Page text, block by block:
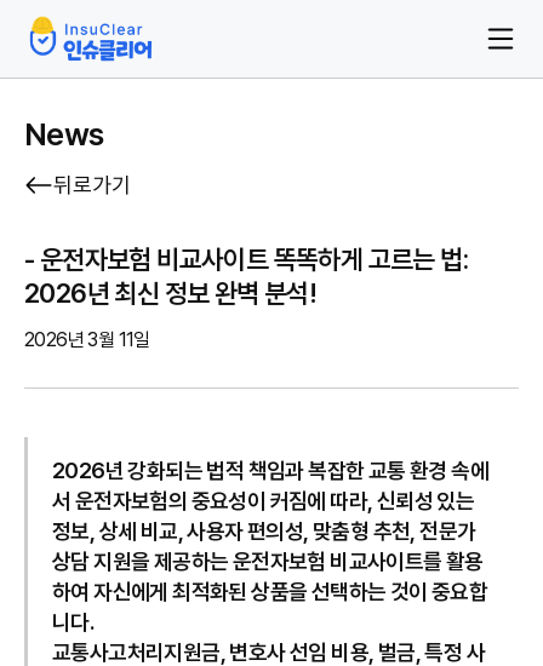
News
뒤로가기
- 운전자보험 비교사이트 똑똑하게 고르는 법:
2026년 최신 정보 완벽 분석!
2026년 3월 11일
2026년 강화되는 법적 책임과 복잡한 교통 환경 속에
서 운전자보험의 중요성이 커짐에 따라, 신뢰성 있는
정보, 상세 비교, 사용자 편의성, 맞춤형 추천, 전문가
상담 지원을 제공하는 운전자보험 비교사이트를 활용
하여 자신에게 최적화된 상품을 선택하는 것이 중요합
니다.
교통사고처리지원금, 변호사 선임 비용, 벌금, 특정 사